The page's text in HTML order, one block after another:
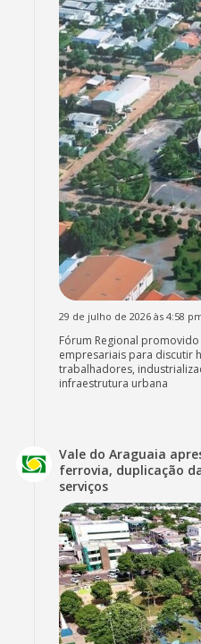
29 de julho de 2026 às 4:58
Fórum Regional
empresariais para discutir
trabalhadores,
infraestrutura urbana
Vale do Araguaia
ferrovia, duplicação
serviços